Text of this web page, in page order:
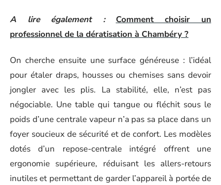
A lire également :
Comment choisir un
professionnel de la dératisation à Chambéry ?
On cherche ensuite une surface généreuse : l’idéal
pour étaler draps, housses ou chemises sans devoir
jongler avec les plis. La stabilité, elle, n’est pas
négociable. Une table qui tangue ou fléchit sous le
poids d’une centrale vapeur n’a pas sa place dans un
foyer soucieux de sécurité et de confort. Les modèles
dotés d’un repose-centrale intégré offrent une
ergonomie supérieure, réduisant les allers-retours
inutiles et permettant de garder l’appareil à portée de